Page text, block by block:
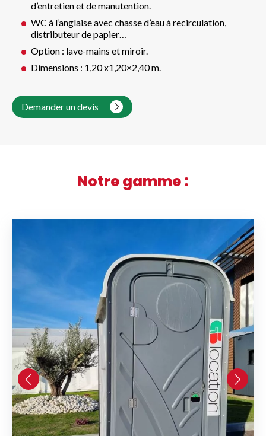
d’entretien et de manutention.
WC à l’anglaise avec chasse d’eau à recirculation,
distributeur de papier…
Option : lave-mains et miroir.
Dimensions : 1,20 x1,20×2,40 m.
Demander un devis
Notre gamme :